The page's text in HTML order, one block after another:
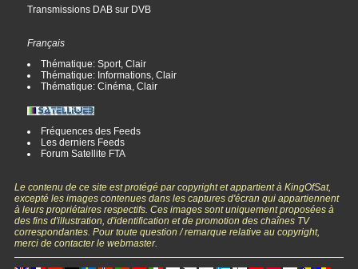
Transmissions DAB sur DVB
Français
Thématique: Sport, Clair
Thématique: Informations, Clair
Thématique: Cinéma, Clair
Fréquences des Feeds
Les derniers Feeds
Forum Satellite FTA
Le contenu de ce site est protégé par copyright et appartient à KingOfSat,
excepté les images contenues dans les captures d'écran qui appartiennent
à leurs propriétaires respectifs. Ces images sont uniquement proposées à
des fins d'illustration, d'identification et de promotion des chaînes TV
correspondantes. Pour toute question / remarque relative au copyright,
merci de contacter le webmaster.